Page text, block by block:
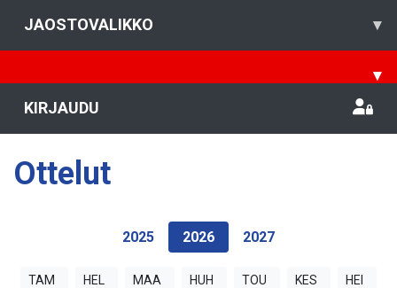
JAOSTOVALIKKO ▾
▾
KIRJAUDU
Ottelut
2025 2026 2027
TAM HEL MAA HUH TOU KES HEI